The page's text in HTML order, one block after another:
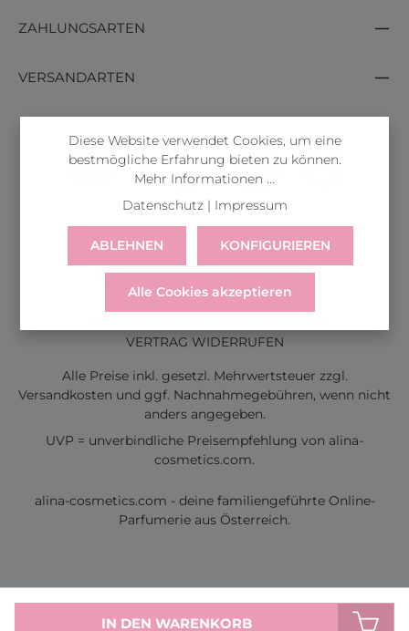
IN DEN WARENKORB
ZAHLUNGSARTEN
VERSANDARTEN
VERTRAG WIDERRUFEN
Alle Preise inkl. gesetzl. Mehrwertsteuer zzgl.
Versandkosten und ggf. Nachnahmegebühren, wenn nicht
anders angegeben.
UVP = unverbindliche Preisempfehlung von alina-
cosmetics.com.
alina-cosmetics.com - deine familiengeführte Online-
Parfumerie aus Österreich.
Diese Website verwendet Cookies, um eine
bestmögliche Erfahrung bieten zu können.
Mehr Informationen ...
Datenschutz| Impressum
ABLEHNEN KONFIGURIEREN
Alle Cookies akzeptieren